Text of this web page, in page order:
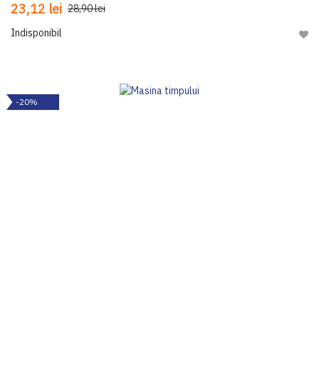
23,12 lei 28,90 lei
Indisponibil
-20%